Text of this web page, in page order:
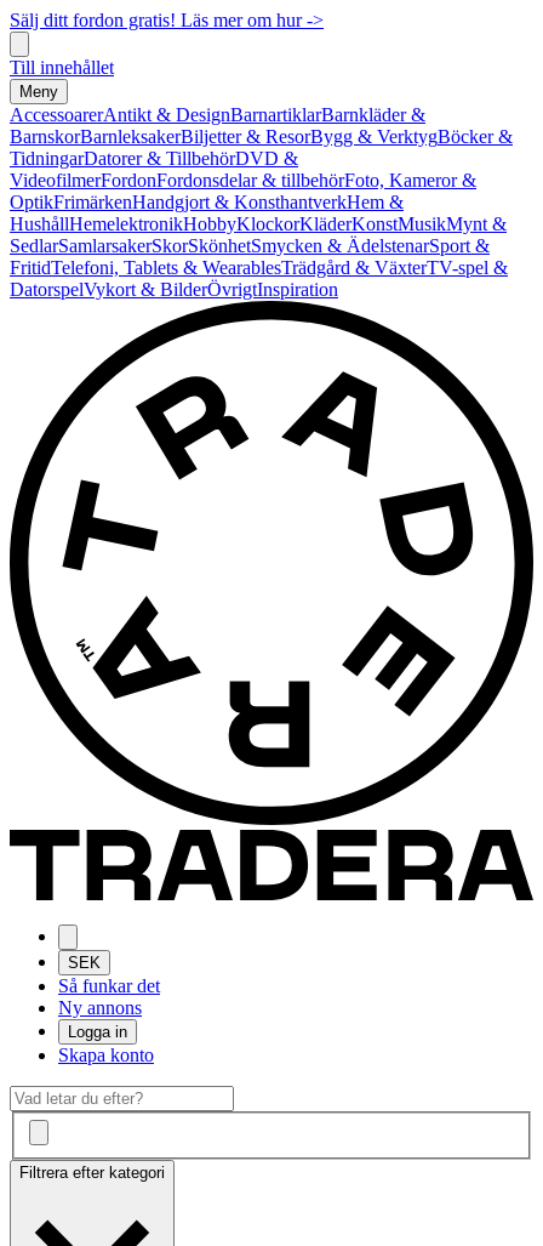
Sälj ditt fordon gratis! Läs mer om hur ->
Till innehållet
Meny
AccessoarerAntikt & DesignBarnartiklarBarnkläder &
BarnskorBarnleksakerBiljetter & ResorBygg & VerktygBöcker &
TidningarDatorer & TillbehörDVD &
VideofilmerFordonFordonsdelar & tillbehörFoto, Kameror &
OptikFrimärkenHandgjort & KonsthantverkHem &
HushållHemelektronikHobbyKlockorKläderKonstMusikMynt &
SedlarSamlarsakerSkorSkönhetSmycken & ÄdelstenarSport &
FritidTelefoni, Tablets & WearablesTrädgård & VäxterTV-spel &
DatorspelVykort & BilderÖvrigtInspiration
SEK
Så funkar det
Ny annons
Logga in
Skapa konto
Filtrera efter kategori